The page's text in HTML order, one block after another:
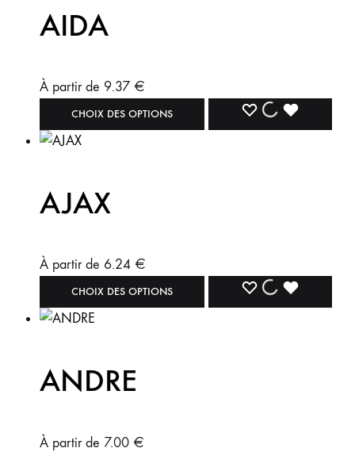
AIDA
À partir de 9.37 €
CHOIX DES OPTIONS
AJAX
À partir de 6.24 €
CHOIX DES OPTIONS
ANDRE
À partir de 7.00 €